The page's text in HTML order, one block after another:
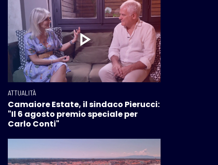
ATTUALITÀ
Camaiore Estate, il sindaco Pierucci:
"Il 6 agosto premio speciale per
Carlo Conti"